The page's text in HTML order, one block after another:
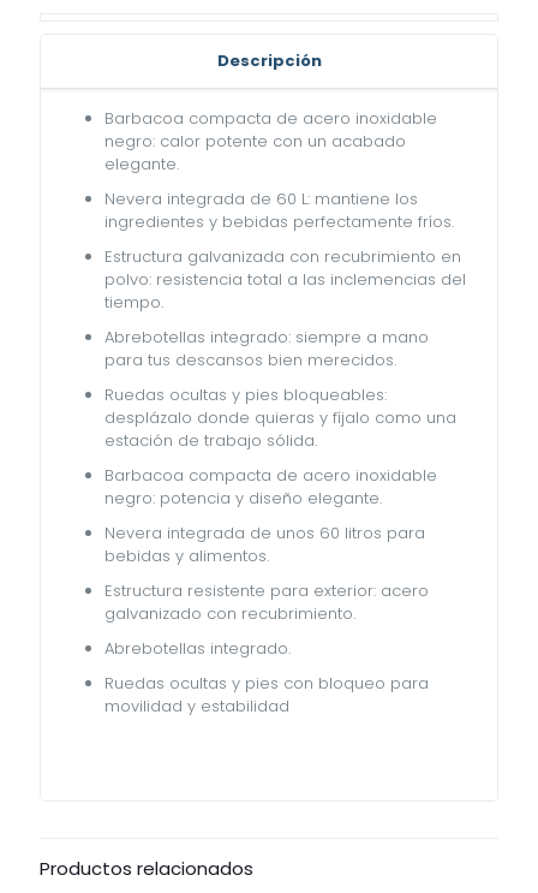
Descripción
Barbacoa compacta de acero inoxidable
negro: calor potente con un acabado
elegante.
Nevera integrada de 60 L: mantiene los
ingredientes y bebidas perfectamente fríos.
Estructura galvanizada con recubrimiento en
polvo: resistencia total a las inclemencias del
tiempo.
Abrebotellas integrado: siempre a mano
para tus descansos bien merecidos.
Ruedas ocultas y pies bloqueables:
desplázalo donde quieras y fíjalo como una
estación de trabajo sólida.
Barbacoa compacta de acero inoxidable
negro: potencia y diseño elegante.
Nevera integrada de unos 60 litros para
bebidas y alimentos.
Estructura resistente para exterior: acero
galvanizado con recubrimiento.
Abrebotellas integrado.
Ruedas ocultas y pies con bloqueo para
movilidad y estabilidad
Productos relacionados